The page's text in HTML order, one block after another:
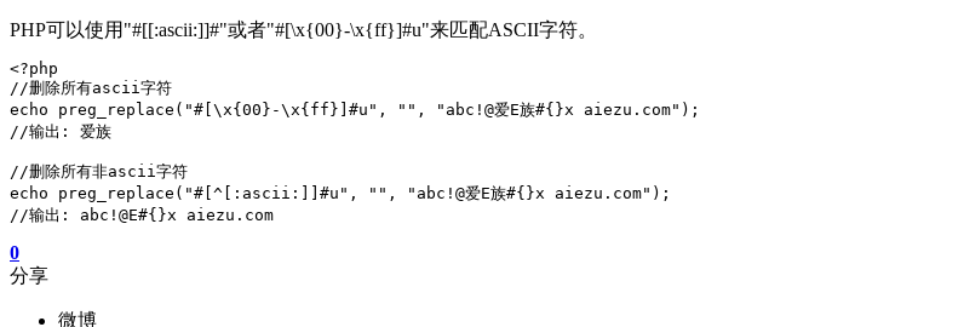
PHP可以使用"#[[:ascii:]]#"或者"#[\x{00}-\x{ff}]#u"来匹配ASCII字符。
<?php
//删除所有ascii字符
echo preg_replace("#[\x{00}-\x{ff}]#u", "", "abc!@爱E族#{}x aiezu.com");
//输出: 爱族
//删除所有非ascii字符
echo preg_replace("#[^[:ascii:]]#u", "", "abc!@爱E族#{}x aiezu.com");
0
分享
微博